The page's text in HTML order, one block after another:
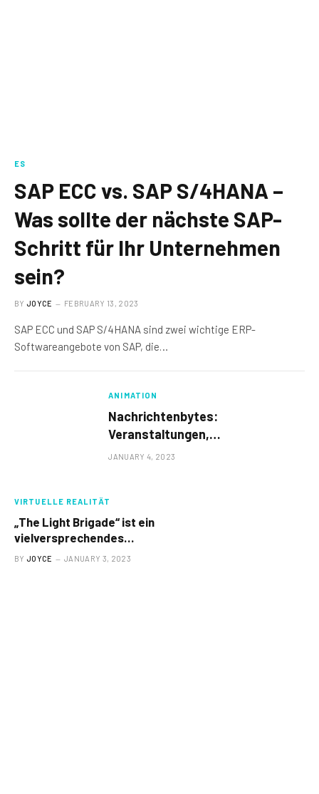
ES
SAP ECC vs. SAP S/4HANA –
Was sollte der nächste SAP-
Schritt für Ihr Unternehmen
sein?
BY JOYCE FEBRUARY 13, 2023
SAP ECC und SAP S/4HANA sind zwei wichtige ERP-
Softwareangebote von SAP, die…
ANIMATION
Nachrichtenbytes:
Veranstaltungen,
Auszeichnungen, Disney-Updates
JANUARY 4, 2023
VIRTUELLE REALITÄT
„The Light Brigade“ ist ein
vielversprechendes
Roguelike mit realistischen
BY JOYCE JANUARY 3, 2023